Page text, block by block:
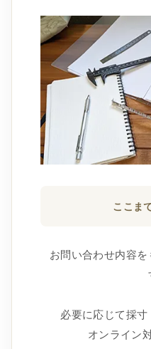
ここま
お問い合わせ内容
必要に応じて採寸
オンライン